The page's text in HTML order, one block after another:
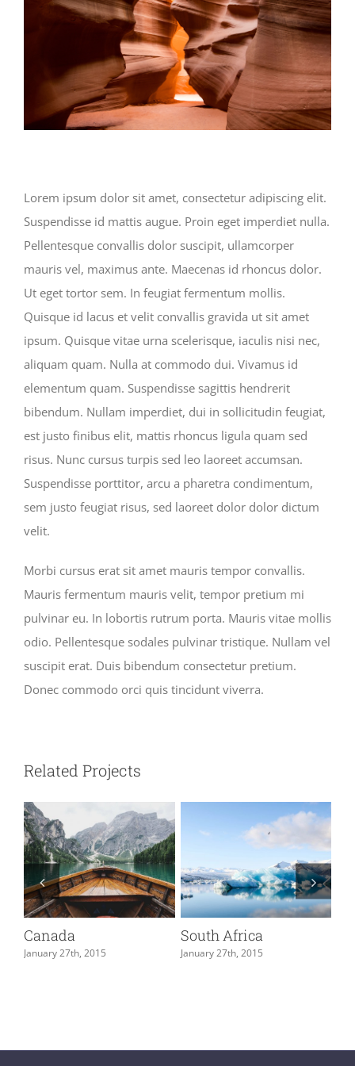
Lorem ipsum dolor sit amet, consectetur adipiscing elit.
Suspendisse id mattis augue. Proin eget imperdiet nulla.
Pellentesque convallis dolor suscipit, ullamcorper
mauris vel, maximus ante. Maecenas id rhoncus dolor.
Ut eget tortor sem. In feugiat fermentum mollis.
Quisque id lacus et velit convallis gravida ut sit amet
ipsum. Quisque vitae urna scelerisque, iaculis nisi nec,
aliquam quam. Nulla at commodo dui. Vivamus id
elementum quam. Suspendisse sagittis hendrerit
bibendum. Nullam imperdiet, dui in sollicitudin feugiat,
est justo finibus elit, mattis rhoncus ligula quam sed
risus. Nunc cursus turpis sed leo laoreet accumsan.
Suspendisse porttitor, arcu a pharetra condimentum,
sem justo feugiat risus, sed laoreet dolor dolor dictum
velit.
Morbi cursus erat sit amet mauris tempor convallis.
Mauris fermentum mauris velit, tempor pretium mi
pulvinar eu. In lobortis rutrum porta. Mauris vitae mollis
odio. Pellentesque sodales pulvinar tristique. Nullam vel
suscipit erat. Duis bibendum consectetur pretium.
Donec commodo orci quis tincidunt viverra.
Related Projects
Canada
January 27th, 2015
South Africa
January 27th, 2015